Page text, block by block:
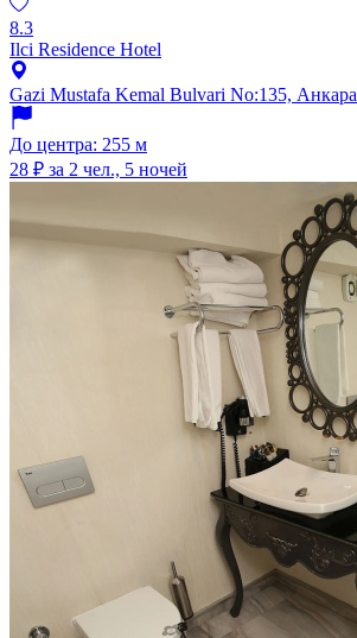
8.3
Ilci Residence Hotel
Gazi Mustafa Kemal Bulvari No:135, Анкара
До центра: 255 м
28 ₽ за 2 чел., 5 ночей